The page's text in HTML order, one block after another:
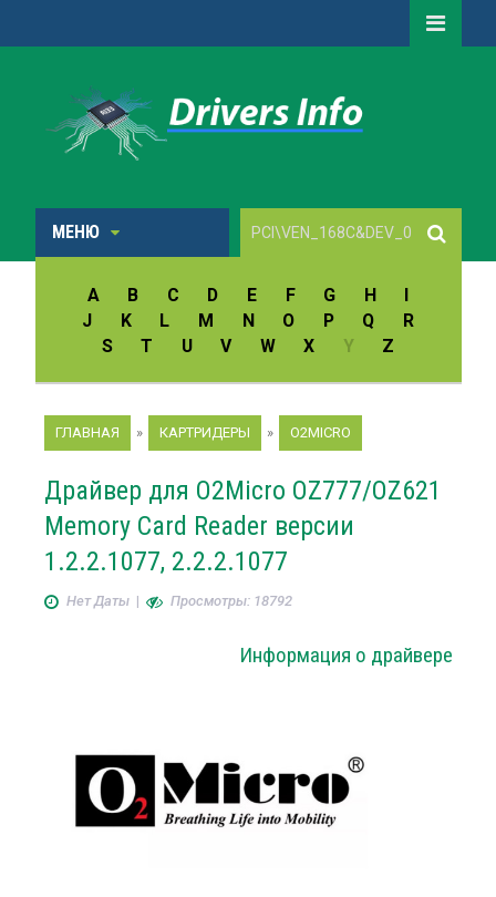
МЕНЮ
A B C D E F G H
I
J
K L M N O P Q
R
S
T U V W X Y Z
ГЛАВНАЯ » КАРТРИДЕРЫ » O2MICRO
Драйвер для O2Micro OZ777/OZ621
Memory Card Reader версии
1.2.2.1077, 2.2.2.1077
Нет Даты| Просмотры: 18792
Информация о драйвере